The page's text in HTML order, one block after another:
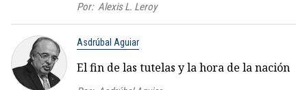
Por: Alexis L. Leroy
Asdrúbal Aguiar
El fin de las tutelas y la hora de la nación